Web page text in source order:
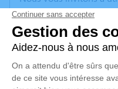
vos condoléances,
anecdote ou exprimer
poèmes ou des textes.
d'expression dédié à
MAGNAN.